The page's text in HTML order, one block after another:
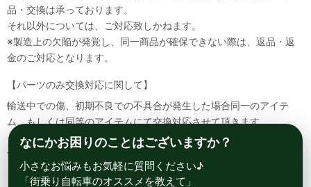
品・交換は承っております。
それ以外については、ご対応致しかねます。
※製造上の欠陥が発覚し、同一商品が確保できない際は、返品・返
金のご対応となります。
【パーツのみ交換対応に関して】
輸送中での傷、初期不良での不具合が発生した場合同一のアイテ
ム、もしくは同等のアイテムにて交換対応させて頂きます。
その場合該当部品を着払いにて返送して頂く必要が御座いますので
予めご了承ください。
なにかお困りのことはございますか？
小さなお悩みもお気軽に質問ください♪
「街乗り自転車のオススメを教えて」